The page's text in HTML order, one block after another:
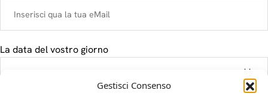
Gestisci Consenso
La data del vostro giorno